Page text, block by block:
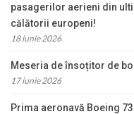
pasagerilor aerieni din
călătorii europeni!
18 iunie 2026
Meseria de însoțitor de
17 iunie 2026
Prima aeronavă Boeing